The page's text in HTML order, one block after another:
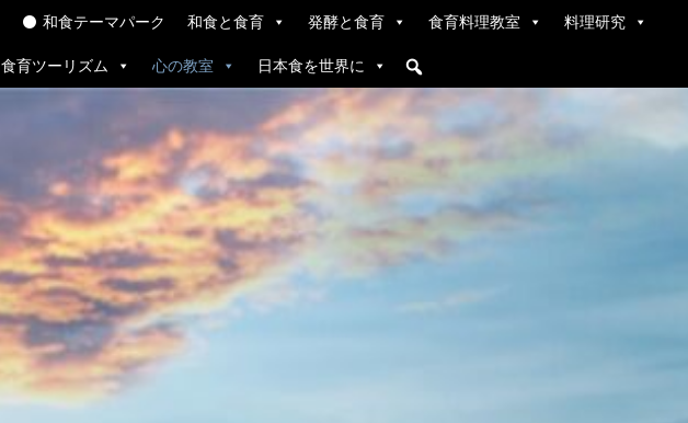
和食テーマパーク 和食と食育 発酵と食育 食育料理教室 料理研究
食育ツーリズム 心の教室 日本食を世界に